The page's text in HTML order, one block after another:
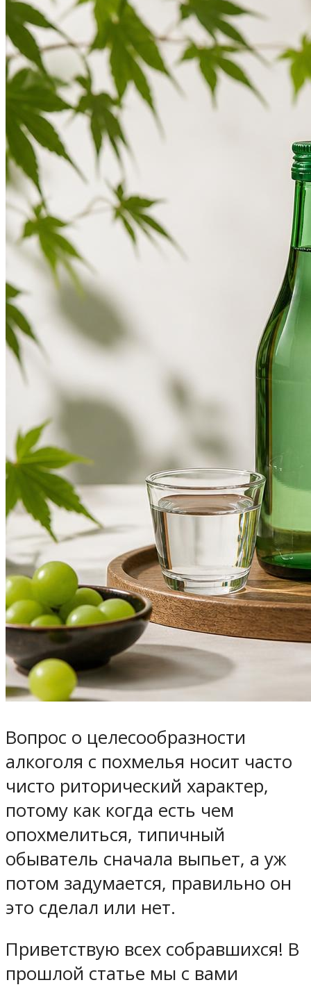
Вопрос о целесообразности
алкоголя с похмелья носит часто
чисто риторический характер,
потому как когда есть чем
опохмелиться, типичный
обыватель сначала выпьет, а уж
потом задумается, правильно он
это сделал или нет.
Приветствую всех собравшихся! В
прошлой статье мы с вами